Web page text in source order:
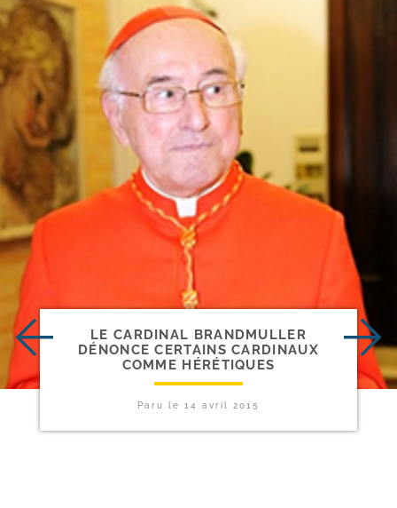
LE CARDINAL BRANDMULLER
DÉNONCE CERTAINS CARDINAUX
COMME HÉRÉTIQUES
Paru le14 avril 2015